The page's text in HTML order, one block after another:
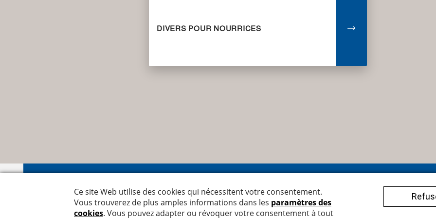
DIVERS POUR NOURRICES
Nyffenegger Armaturen AG
Leutschenbachstrasse 38
8050 Zürich
Conditions générales